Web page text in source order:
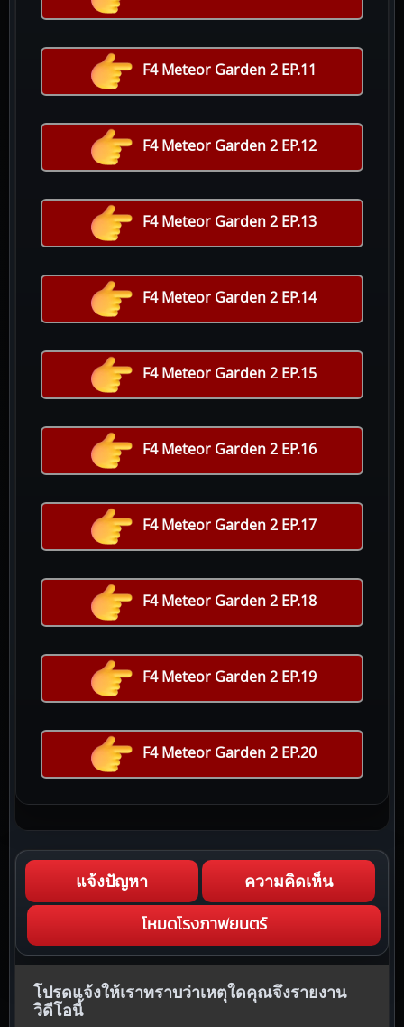
F4 Meteor Garden 2 EP.11
F4 Meteor Garden 2 EP.12
F4 Meteor Garden 2 EP.13
F4 Meteor Garden 2 EP.14
F4 Meteor Garden 2 EP.15
F4 Meteor Garden 2 EP.16
F4 Meteor Garden 2 EP.17
F4 Meteor Garden 2 EP.18
F4 Meteor Garden 2 EP.19
F4 Meteor Garden 2 EP.20
แจ้งปัญหา ความคิดเห็น
โหมดโรงภาพยนตร์
โปรดแจ้งให้เราทราบว่าเหตุใดคุณจึงรายงาน
วิดีโอนี้